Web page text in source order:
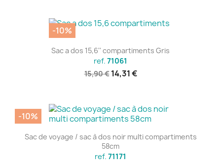
Sac a dos 15,6'' compartiments Gris
ref. 71061
15,90 € 14,31 €
-10%
Sac de voyage / sac à dos noir multi compartiments
58cm
ref. 71171
-10%